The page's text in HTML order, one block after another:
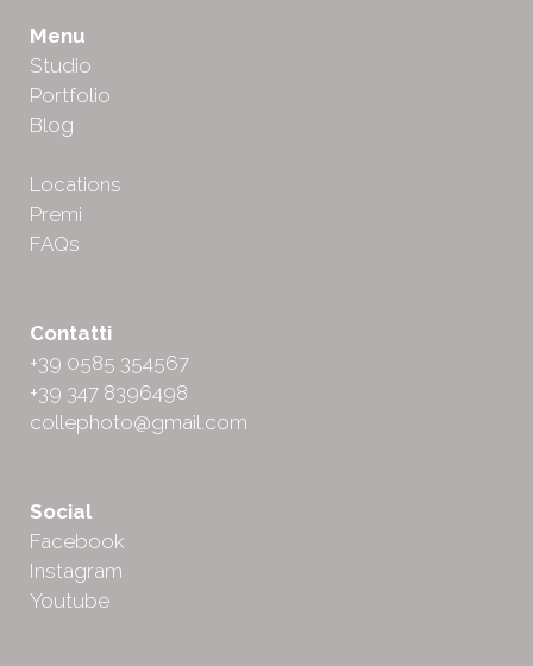
Menu
Studio
Portfolio
Blog
Locations
Premi
FAQs
Contatti
+39 0585 354567
+39 347 8396498
collephoto@gmail.com
Social
Facebook
Instagram
Youtube